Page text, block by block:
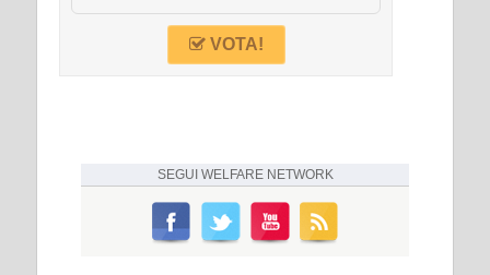
VOTA!
SEGUI WELFARE NETWORK